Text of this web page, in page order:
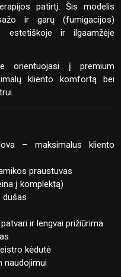
patirtį. Šis modelis
ir garų (fumigacijos)
estetiškoje ir ilgaamžėje
orientuojasi į premium
kliento komfortą bei
– maksimalus kliento
praustuvas
į komplektą)
dušas
ir lengvai prižiūrima
kėdutė
naudojimui